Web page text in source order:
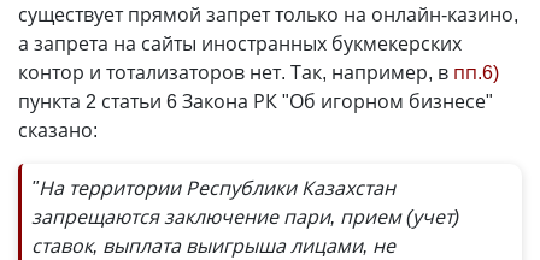
существует прямой запрет только на онлайн-казино,
а запрета на сайты иностранных букмекерских
контор и тотализаторов нет. Так, например, в пп.6)
пункта 2 статьи 6 Закона РК "Об игорном бизнесе"
сказано:
"На территории Республики Казахстан
запрещаются заключение пари, прием (учет)
ставок, выплата выигрыша лицами, не